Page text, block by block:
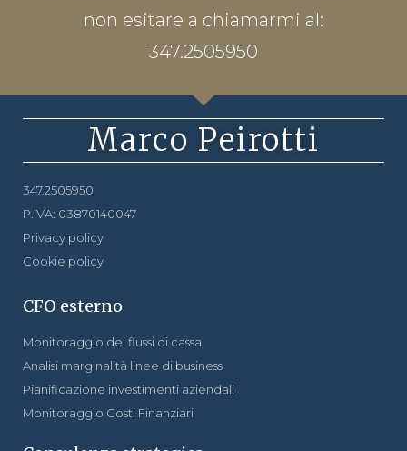
non esitare a chiamarmi al:
347.2505950
Marco Peirotti
347.2505950
P.IVA: 03870140047
Privacy policy
Cookie policy
CFO esterno
Monitoraggio dei flussi di cassa
Analisi marginalità linee di business
Pianificazione investimenti aziendali
Monitoraggio Costi Finanziari